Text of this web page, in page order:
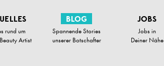
rund um
Artist
BLOG
Spannende Stories
unserer Botschafter
JOBS
Jobs in
Deiner Nähe